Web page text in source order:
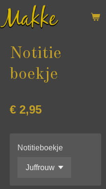
Notitie
boekje
€ 2,95
Notitieboekje